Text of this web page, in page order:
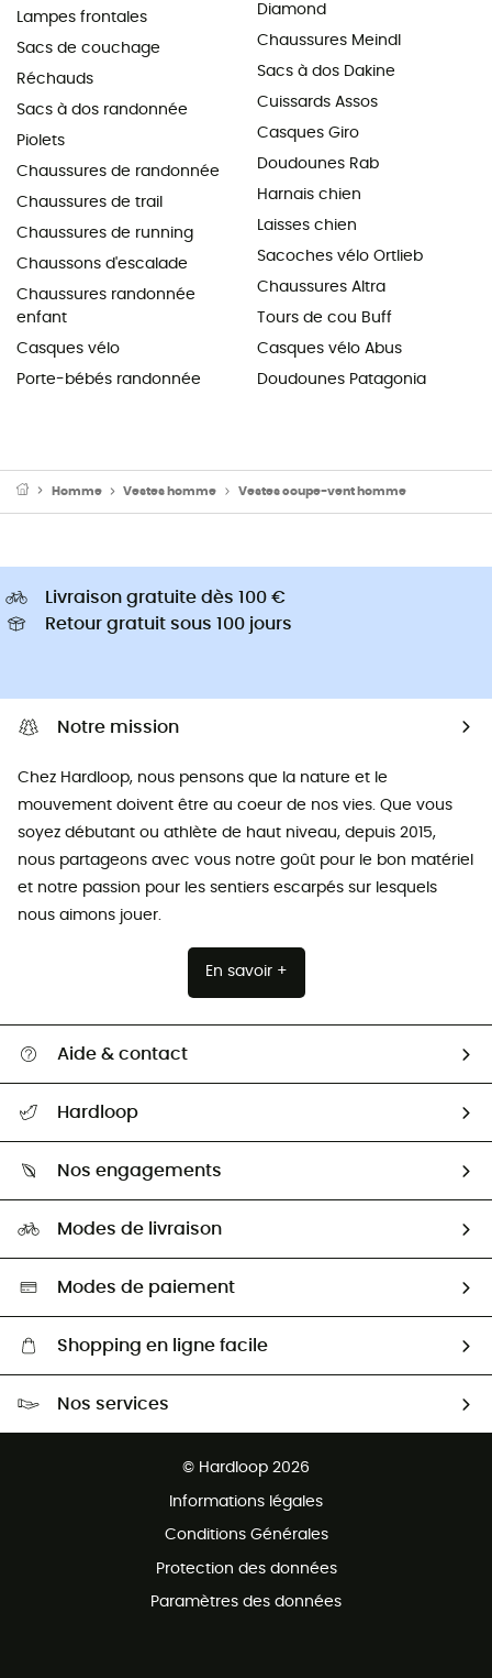
Lampes frontales
Sacs de couchage
Réchauds
Sacs à dos randonnée
Piolets
Chaussures de randonnée
Chaussures de trail
Chaussures de running
Chaussons d'escalade
Chaussures randonnée
enfant
Casques vélo
Porte-bébés randonnée
Diamond
Chaussures Meindl
Sacs à dos Dakine
Cuissards Assos
Casques Giro
Doudounes Rab
Harnais chien
Laisses chien
Sacoches vélo Ortlieb
Chaussures Altra
Tours de cou Buff
Casques vélo Abus
Doudounes Patagonia
Homme Vestes homme Vestes coupe-vent homme
Livraison gratuite dès 100 €
Retour gratuit sous 100 jours
Notre mission
Chez Hardloop, nous pensons que la nature et le
mouvement doivent être au coeur de nos vies. Que vous
soyez débutant ou athlète de haut niveau, depuis 2015,
nous partageons avec vous notre goût pour le bon matériel
et notre passion pour les sentiers escarpés sur lesquels
nous aimons jouer.
En savoir +
Aide & contact
Retour & remboursement
Guide des tailles
Seconde Main
Aide & Contact
Hardloop
HardGuides
Nos engagements
Sélection éco-responsable
Modes de livraison
Modes de paiement
Shopping en ligne facile
Nos services
© Hardloop 2026
Informations légales
Conditions Générales
Protection des données
Paramètres des données